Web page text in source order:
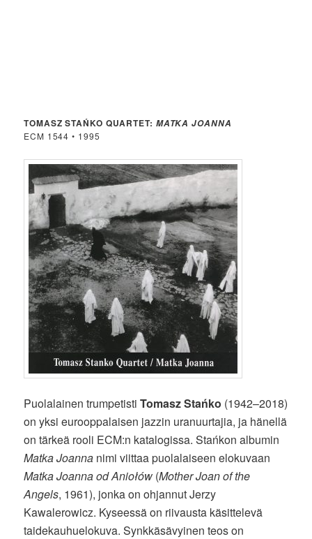
TOMASZ STAŃKO QUARTET: MATKA JOANNA
ECM 1544 • 1995
Puolalainen trumpetistiTomasz Stańko (1942–2018)
on yksi eurooppalaisen jazzin uranuurtajia, ja hänellä
on tärkeä rooli ECM:n katalogissa. Stańkon albumin
Matka Joanna nimi viittaa puolalaiseen elokuvaan
Matka Joanna od Aniołów (Mother Joan of the
Angels, 1961), jonka on ohjannut Jerzy
Kawalerowicz. Kyseessä on riivausta käsittelevä
taidekauhuelokuva. Synkkäsävyinen teos on